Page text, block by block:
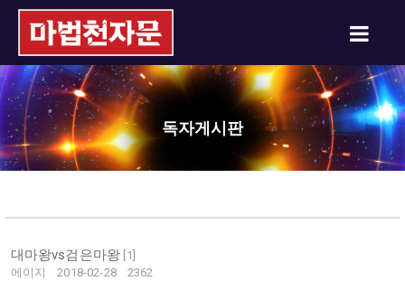
독자게시판
대마왕vs검은마왕 1
에이지
2018-02-28 2362